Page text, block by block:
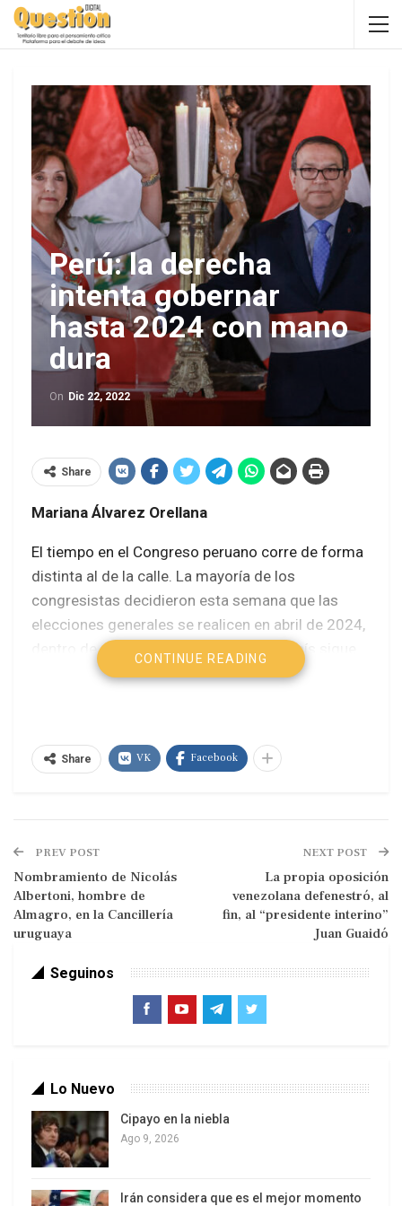
Perú: la derecha
intenta gobernar
hasta 2024 con mano
dura
On Dic 22, 2022
Share
Mariana Álvarez Orellana
El tiempo en el Congreso peruano corre de forma
distinta al de la calle. La mayoría de los
congresistas decidieron esta semana que las
elecciones generales se realicen en abril de 2024,
dentro de un año y medio, mientras el país sigue
alzado y las protestas se mantienen dos semanas
represión de policías y militares a pobladores
desarmados.
político, empresarial y económico del país, los
manifestantes exigen el cierre del Congreso y
nuevos comicios, pero nada de eso sucederá
pronto.
Los congresistas rechazaron un dictamen para
celebrarlos en diciembre de 2023, como se había
acuerdo en la fecha más lejana, ´para seguir en
CONTINUE READING
Share VK Facebook
PREV POST
Nombramiento de Nicolás
Albertoni, hombre de
Almagro, en la Cancillería
uruguaya
NEXT POST
La propia oposición
venezolana defenestró, al
fin, al “presidente interino”
Juan Guaidó
Seguinos
Lo Nuevo
Cipayo en la niebla
Ago 9, 2026
Irán considera que es el mejor momento